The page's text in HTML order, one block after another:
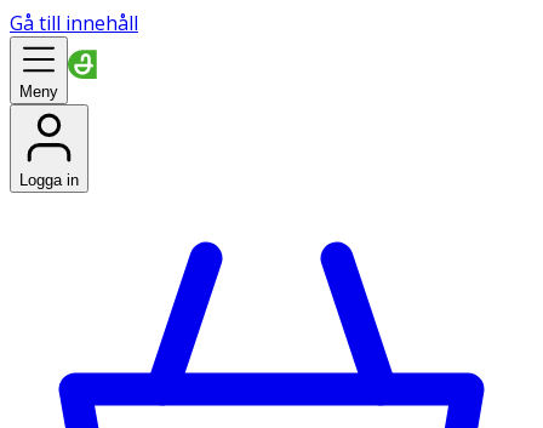
Gå till innehåll
Meny
Logga in